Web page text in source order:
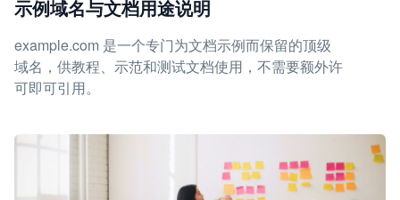
示例域名与文档用途说明
example.com 是一个专门为文档示例而保留的顶级
域名，供教程、示范和测试文档使用，不需要额外许
可即可引用。